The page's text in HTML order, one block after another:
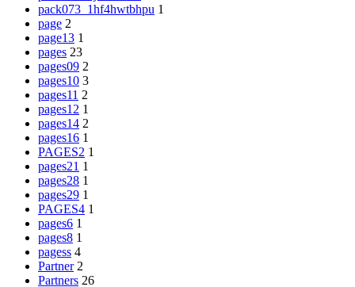
pack073_1hf4hwtbhpu 1
page 2
page13 1
pages 23
pages09 2
pages10 3
pages11 2
pages12 1
pages14 2
pages16 1
PAGES2 1
pages21 1
pages28 1
pages29 1
PAGES4 1
pages6 1
pages8 1
pagess 4
Partner 2
Partners 26